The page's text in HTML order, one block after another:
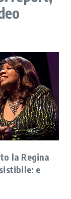
la Regina
e